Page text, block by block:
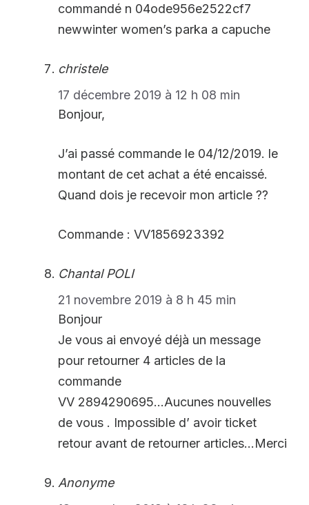
commandé n 04ode956e2522cf7
newwinter women’s parka a capuche
christele
17 décembre 2019 à 12 h 08 min
Bonjour,
J’ai passé commande le 04/12/2019. le
montant de cet achat a été encaissé.
Quand dois je recevoir mon article ??
Commande : VV1856923392
Chantal POLI
21 novembre 2019 à 8 h 45 min
Bonjour
Je vous ai envoyé déjà un message
pour retourner 4 articles de la
commande
VV 2894290695…Aucunes nouvelles
de vous . Impossible d’ avoir ticket
retour avant de retourner articles…Merci
Anonyme